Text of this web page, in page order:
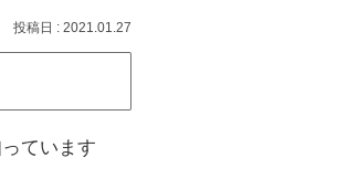
2021.01.27
ています